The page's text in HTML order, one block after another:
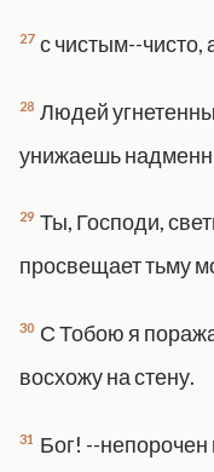
27 с чистым--чисто,
28 Людей
унижаешь
29 Ты, Господи,
просвещает тьму
30 С Тобою я
восхожу на стену.
31 Бог! --непорочен